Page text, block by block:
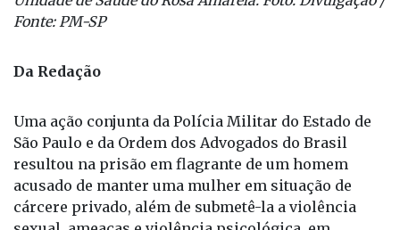
Fonte: PM-SP
Da Redação
Uma ação conjunta da Polícia Militar do Estado de
São Paulo e da Ordem dos Advogados do Brasil
resultou na prisão em flagrante de um homem